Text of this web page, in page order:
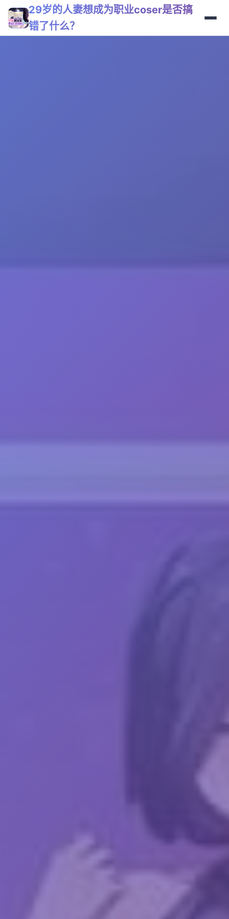
29岁的人妻想成为职业coser是否搞
错了什么？